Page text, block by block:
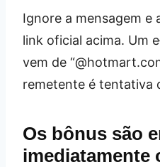
Ignore a mensagem e
link oficial acima. Um
vem de
remetente é tentativa
Os bônus são
imediatamente